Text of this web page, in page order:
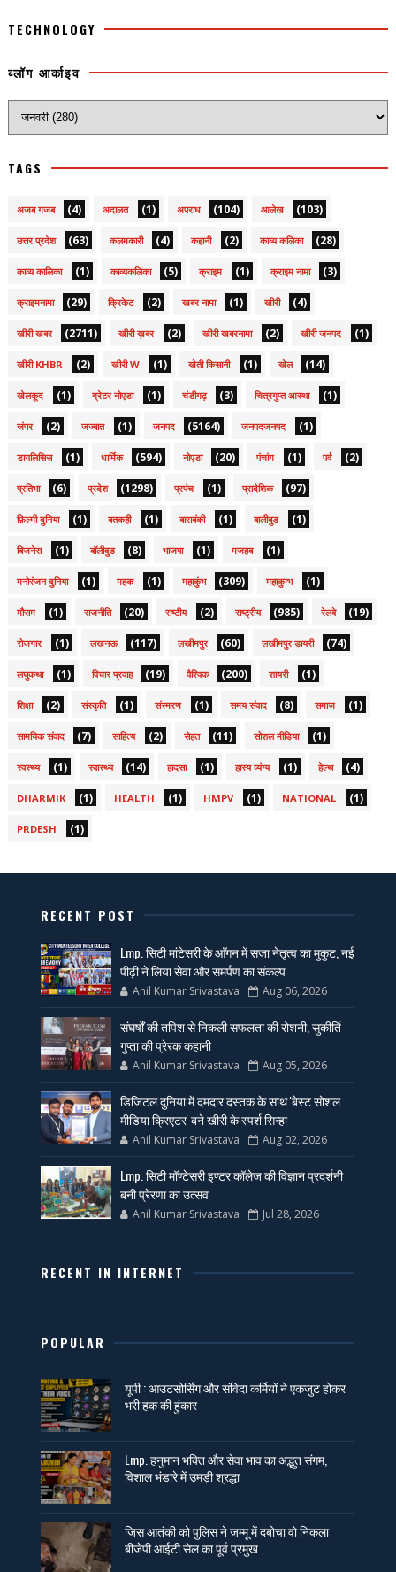
TECHNOLOGY
ब्लॉग आर्काइव
TAGS
अजब गजब (4) अदालत (1) अपराध (104) आलेख (103)
उत्तर प्रदेश (63) कलमकारी (4) कहानी (2) काव्य कलिका (28)
काव्य कालिका (1) काव्यकलिका (5) क्राइम (1) क्राइम नामा (3)
क्राइमनामा (29) क्रिकेट (2) खबर नामा (1) खीरी (4)
खीरी खबर (2711) खीरी ख़बर (2) खीरी खबरनामा (2) खीरी जनपद (1)
खीरी KHBR (2) खीरी W (1) खेती किसानी (1) खेल (14)
खेलकूद (1) ग्रेटर नोएडा (1) चंडीगढ़ (3) चित्रगुप्त आस्था (1)
जंपर (2) जज्बात (1) जनपद (5164) जनपदजनपद (1)
डायलिसिस (1) धार्मिक (594) नोएडा (20) पंचांग (1) पर्व (2)
प्रतिभा (6) प्रदेश (1298) प्रपंच (1) प्रादेशिक (97)
फ़िल्मी दुनिया (1) बतकही (1) बाराबंकी (1) बालीबुड (1)
बिजनेस (1) बॉलीवुड (8) भाजपा (1) मजहब (1)
मनोरंजन दुनिया (1) महक (1) महाकुंभ (309) महाकुम्भ (1)
मौसम (1) राजनीति (20) राष्टीय (2) राष्ट्रीय (985) रेलवे (19)
रोजगार (1) लखनऊ (117) लखीमपुर (60) लखीमपुर डायरी (74)
लघुकथा (1) विचार प्रवाह (19) वैश्विक (200) शायरी (1)
शिक्षा (2) संस्कृति (1) संस्मरण (1) समय संवाद (8) समाज (1)
सामयिक संवाद (7) साहित्य (2) सेहत (11) सोशल मीडिया (1)
स्वस्थ्य (1) स्वास्थ्य (14) हादसा (1) हास्य व्यंग्य (1) हेल्थ (4)
DHARMIK (1) HEALTH (1) HMPV (1) NATIONAL (1)
PRDESH (1)
RECENT POST
Lmp. सिटी मांटेसरी के आँगन में सजा नेतृत्व का मुकुट, नई
पीढ़ी ने लिया सेवा और समर्पण का संकल्प
Anil Kumar Srivastava Aug 06, 2026
संघर्षों की तपिश से निकली सफलता की रोशनी, सुकीर्ति
गुप्ता की प्रेरक कहानी
Anil Kumar Srivastava Aug 05, 2026
डिजिटल दुनिया में दमदार दस्तक के साथ 'बेस्ट सोशल
मीडिया क्रिएटर' बने खीरी के स्पर्श सिन्हा
Anil Kumar Srivastava Aug 02, 2026
Lmp. सिटी मॉण्टेसरी इण्टर कॉलेज की विज्ञान प्रदर्शनी
बनी प्रेरणा का उत्सव
Anil Kumar Srivastava Jul 28, 2026
RECENT IN INTERNET
POPULAR
यूपी : आउटसोर्सिंग और संविदा कर्मियों ने एकजुट होकर
भरी हक की हुंकार
Lmp. हनुमान भक्ति और सेवा भाव का अद्भुत संगम,
विशाल भंडारे में उमड़ी श्रद्धा
जिस आतंकी को पुलिस ने जम्मू में दबोचा वो निकला
बीजेपी आईटी सेल का पूर्व प्रमुख